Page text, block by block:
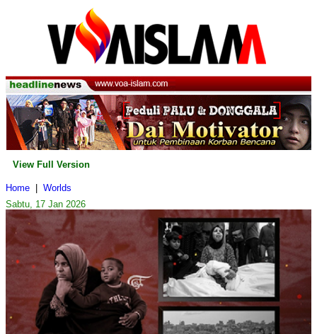
View Full Version
Home
Worlds
Sabtu, 17 Jan 2026